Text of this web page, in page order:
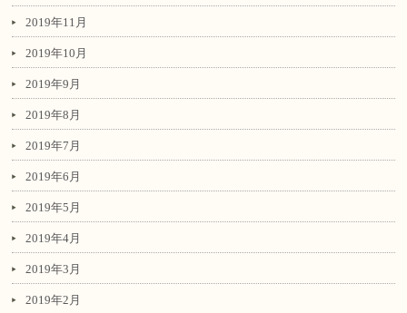
2019年11月
2019年10月
2019年9月
2019年8月
2019年7月
2019年6月
2019年5月
2019年4月
2019年3月
2019年2月